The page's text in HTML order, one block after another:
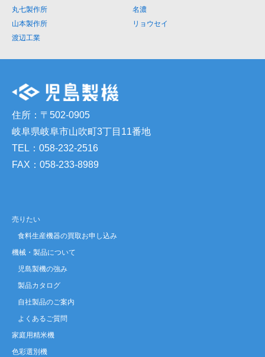
丸七製作所
名濃
山本製作所
リョウセイ
渡辺工業
住所：〒502-0905
岐阜県岐阜市山吹町3丁目11番地
TEL：058-232-2516
FAX：058-233-8989
売りたい
食料生産機器の買取お申し込み
機械・製品について
児島製機の強み
製品カタログ
自社製品のご案内
よくあるご質問
家庭用精米機
色彩選別機